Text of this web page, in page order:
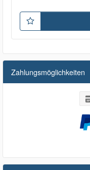
Zahlungsmöglichkeiten